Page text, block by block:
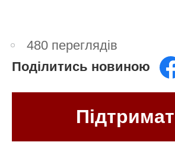
480 переглядів
Поділитись новиною